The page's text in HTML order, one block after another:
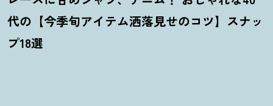
代の【今季旬アイテム洒落見せのコツ】スナッ
プ18選